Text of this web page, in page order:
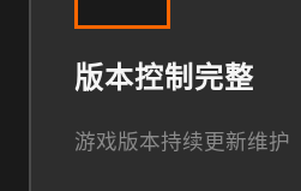
版本控制完整
游戏版本持续更新维护